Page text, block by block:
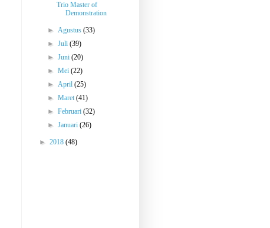
Trio Master of
Demonstration
►Agustus(33)
►Juli(39)
►Juni(20)
►Mei(22)
►April(25)
►Maret(41)
►Februari(32)
►Januari(26)
► 2018 (48)